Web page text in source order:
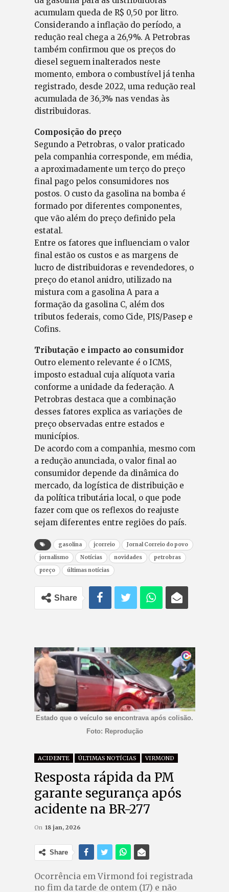
acumulam queda de R$ 0,50 por litro.
Considerando a inflação do período, a
redução real chega a 26,9%. A Petrobras
também confirmou que os preços do
diesel seguem inalterados neste
momento, embora o combustível já tenha
registrado, desde 2022, uma redução real
acumulada de 36,3% nas vendas às
distribuidoras.
Composição do preço
Segundo a Petrobras, o valor praticado
pela companhia corresponde, em média,
a aproximadamente um terço do preço
final pago pelos consumidores nos
postos. O custo da gasolina na bomba é
formado por diferentes componentes,
que vão além do preço definido pela
estatal.
Entre os fatores que influenciam o valor
final estão os custos e as margens de
lucro de distribuidoras e revendedores, o
preço do etanol anidro, utilizado na
mistura com a gasolina A para a
formação da gasolina C, além dos
tributos federais, como Cide, PIS/Pasep e
Cofins.
Tributação e impacto ao consumidor
Outro elemento relevante é o ICMS,
imposto estadual cuja alíquota varia
conforme a unidade da federação. A
Petrobras destaca que a combinação
desses fatores explica as variações de
preço observadas entre estados e
municípios.
De acordo com a companhia, mesmo com
a redução anunciada, o valor final ao
consumidor depende da dinâmica do
mercado, da logística de distribuição e
da política tributária local, o que pode
fazer com que os reflexos do reajuste
sejam diferentes entre regiões do país.
gasolina jcorreio
Jornal Correio do povo
jornalismo
Notícias novidades
petrobras
preço
últimas notícias
Share
Estado que o veículo se encontrava após colisão.
Foto: Reprodução
ACIDENTE ÚLTIMAS NOTÍCIAS VIRMOND
Resposta rápida da PM
garante segurança após
acidente na BR-277
On 18 jan, 2026
Share
Ocorrência em Virmond foi registrada
no fim da tarde de ontem (17) e não